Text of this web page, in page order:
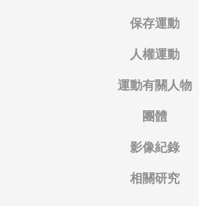
保存運動
人權運動
運動有關人物
團體
影像紀錄
相關研究